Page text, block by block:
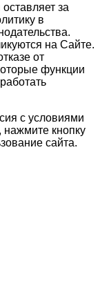
за
в
на Сайте.
от
функции
с условиями
кнопку
сайта.